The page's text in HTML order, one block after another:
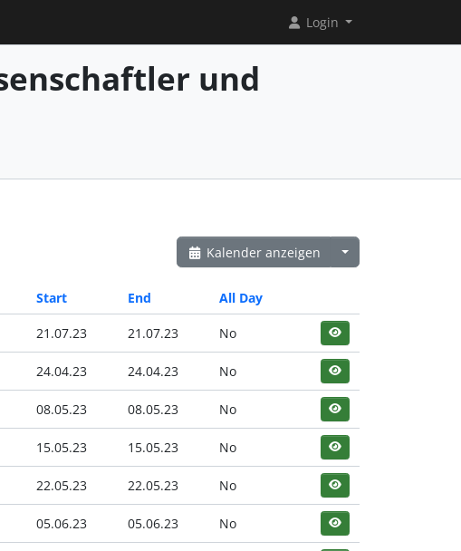
Login
und
Kalender anzeigen
Start End All Day
21.07.23 21.07.23 No
24.04.23 24.04.23 No
08.05.23 08.05.23 No
15.05.23 15.05.23 No
22.05.23 22.05.23 No
05.06.23 05.06.23 No